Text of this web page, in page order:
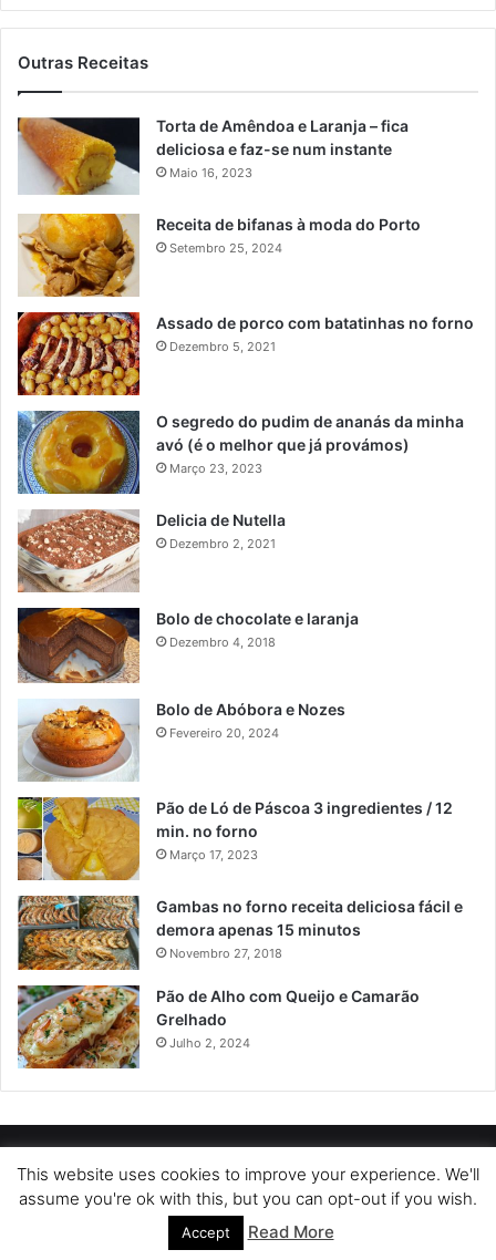
Outras Receitas
Torta de Amêndoa e Laranja – fica
deliciosa e faz-se num instante
Maio 16, 2023
Receita de bifanas à moda do Porto
Setembro 25, 2024
Assado de porco com batatinhas no forno
Dezembro 5, 2021
O segredo do pudim de ananás da minha
avó (é o melhor que já provámos)
Março 23, 2023
Delicia de Nutella
Dezembro 2, 2021
Bolo de chocolate e laranja
Dezembro 4, 2018
Bolo de Abóbora e Nozes
Fevereiro 20, 2024
Pão de Ló de Páscoa 3 ingredientes / 12
min. no forno
Março 17, 2023
Gambas no forno receita deliciosa fácil e
demora apenas 15 minutos
Novembro 27, 2018
Pão de Alho com Queijo e Camarão
Grelhado
Julho 2, 2024
POLÍTICA DE PRIVACIDADE SOBRE NÓS
POLÍTICA DE COOKIES
TERMOS DE USO
This website uses cookies to improve your experience. We'll
assume you're ok with this, but you can opt-out if you wish.
Accept Read More